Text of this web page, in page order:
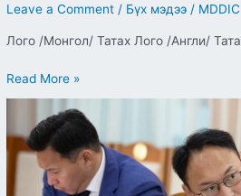
Leave a Comment / Бүх мэдээ / MDDIC
Лого /Монгол/ Татах Лого /Англи/
харилцаа
яамны
лого
Read More »
байгууллагуудын
цахим
хуудас